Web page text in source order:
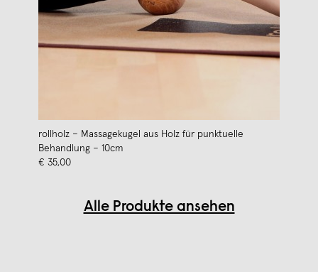
rollholz – Massagekugel aus Holz für punktuelle
Behandlung – 10cm
€ 35,00
Alle Produkte ansehen